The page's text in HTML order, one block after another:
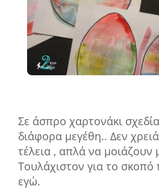
Σε άσπρο χαρτονάκι
διάφορα μεγέθη.. Δεν
τέλεια , απλά να μοιάζουν
Τουλάχιστον για το
εγώ.